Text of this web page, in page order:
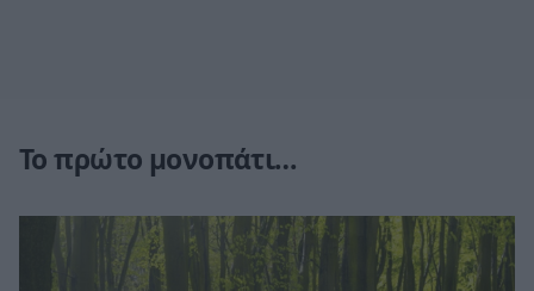
Το πρώτο μονοπάτι…